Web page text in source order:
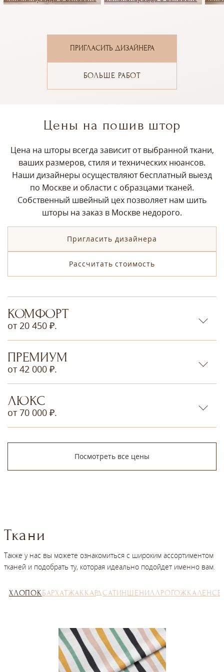
ПРИГЛАСИТЬ ДИЗАЙНЕРА
БОЛЬШЕ РАБОТ
Цены на пошив штор
Цена на шторы всегда зависит от выбранной ткани,
ваших размеров, стиля и технических нюансов.
Наши дизайнеры осуществляют бесплатный выезд
по Москве и области с образцами тканей.
Собственный швейный цех позволяет нам шить
шторы на заказ в Москве недорого.
Пригласить дизайнера
Рассчитать стоимость
КОМФОРТ
от 20 450 ₽.
ПРЕМИУМ
от 42 000 ₽.
ЛЮКС
от 70 000 ₽.
Посмотреть все цены
Ткани
Также у нас вы можете ознакомиться с широким ассортиментом
тканей и подобрать ту, которая идеально подойдет именно вам.
ХЛОПОКБАРХАТЖАККАРДСАТИНШЕНИЛЛРОГОЖКАЛЕН